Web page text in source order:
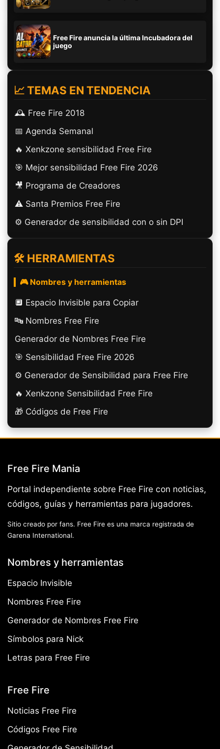
Free Fire anuncia la última Incubadora del
juego
📈 TEMAS EN TENDENCIA
🕰️ Free Fire 2018
📅 Agenda Semanal
🔥 Xenkzone sensibilidad Free Fire
🎯 Mejor sensibilidad Free Fire 2026
🎥 Programa de Creadores
⚠️ Santa Premios Free Fire
⚙️ Generador de sensibilidad con o sin DPI
🛠️ HERRAMIENTAS
🎮 Nombres y herramientas
🔲️ Espacio Invisible para Copiar
🔤 Nombres Free Fire
Generador de Nombres Free Fire
🎯 Sensibilidad Free Fire 2026
⚙️ Generador de Sensibilidad para Free Fire
🔥 Xenkzone Sensibilidad Free Fire
🎁 Códigos de Free Fire
Free Fire Mania
Portal independiente sobre Free Fire con noticias,
códigos, guías y herramientas para jugadores.
Sitio creado por fans. Free Fire es una marca registrada de
Garena International.
Nombres y herramientas
Espacio Invisible
Nombres Free Fire
Generador de Nombres Free Fire
Símbolos para Nick
Letras para Free Fire
Free Fire
Noticias Free Fire
Códigos Free Fire